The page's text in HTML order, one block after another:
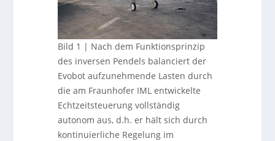
Bild 1 | Nach dem Funktionsprinzip
des inversen Pendels balanciert der
Evobot aufzunehmende Lasten durch
die am Fraunhofer IML entwickelte
Echtzeitsteuerung vollständig
autonom aus, d.h. er hält sich durch
kontinuierliche Regelung im